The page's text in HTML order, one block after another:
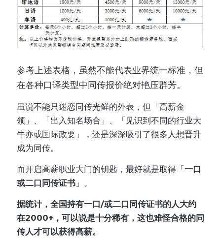
参考上述表格，虽然不能代表业界统一标准，但
在各种口译类型中同传报价绝对艳压群芳。
虽说不能只迷恋同传光鲜的外表，但「高薪金
领」、「出入知名场合」、「见识到不同的行业大
牛亦或国际政要」，还是深深吸引了很多人想晋升
成为同传。
而开启高薪职业大门的钥匙，最好就是取得「一口
或二口同传证书 」。
据统计，全国持有一口/或二口同传证书的人大约
在2000+，可以说是十分稀有，这也难怪合格的同
传人才可以获得高薪。